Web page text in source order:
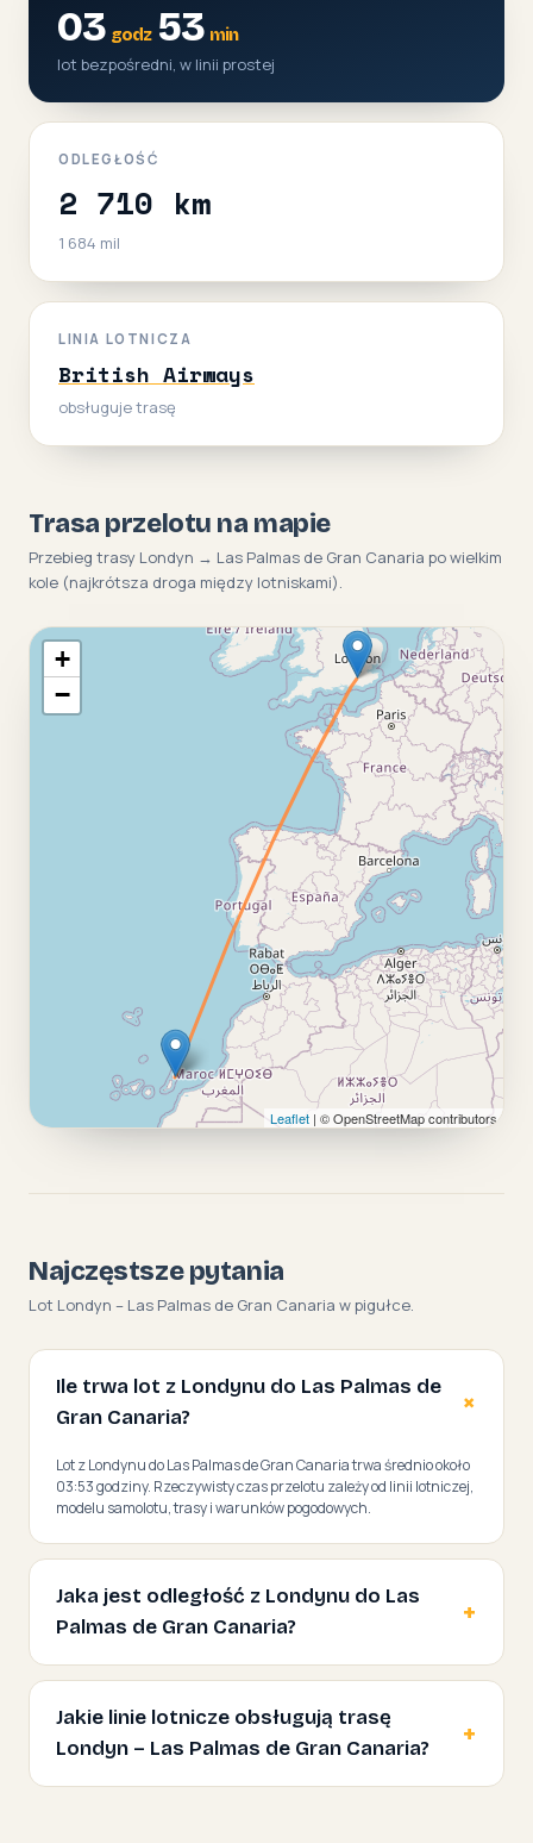
03 godz53 min
lot bezpośredni, w linii prostej
ODLEGŁOŚĆ
2 710 km
1 684 mil
LINIA LOTNICZA
British Airways
obsługuje trasę
Trasa przelotu na mapie
Przebieg trasy Londyn → Las Palmas de Gran Canaria po wielkim
kole (najkrótsza droga między lotniskami).
+
−
Leaflet | © OpenStreetMap contributors
Najczęstsze pytania
Lot Londyn – Las Palmas de Gran Canaria w pigułce.
Ile trwa lot z Londynu do Las Palmas de
Gran Canaria?
Lot z Londynu do Las Palmas de Gran Canaria trwa średnio około
03:53 godziny. Rzeczywisty czas przelotu zależy od linii lotniczej,
modelu samolotu, trasy i warunków pogodowych.
Jaka jest odległość z Londynu do Las
Palmas de Gran Canaria?
Jakie linie lotnicze obsługują trasę
Londyn – Las Palmas de Gran Canaria?